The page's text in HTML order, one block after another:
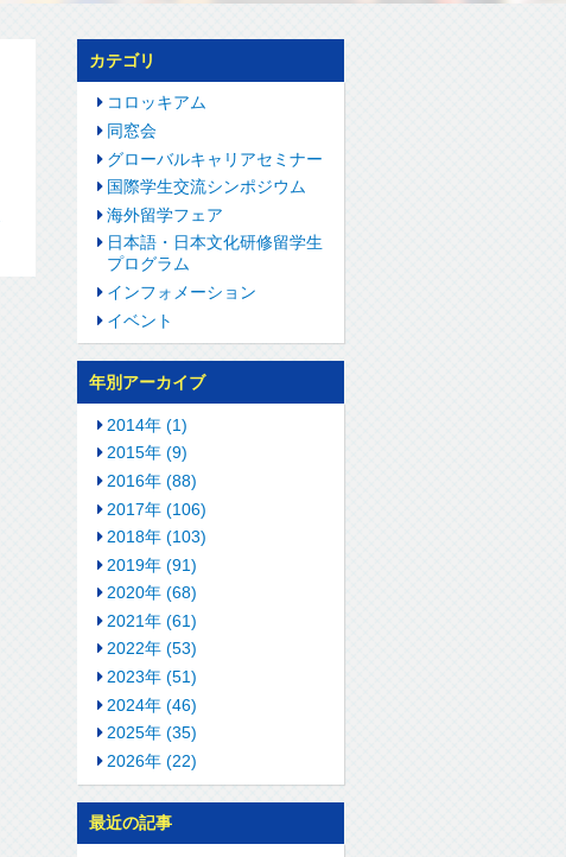
カテゴリ
コロッキアム
同窓会
グローバルキャリアセミナー
国際学生交流シンポジウム
海外留学フェア
日本語・日本文化研修留学生
プログラム
インフォメーション
イベント
年別アーカイブ
2014年 (1)
2015年 (9)
2016年 (88)
2017年 (106)
2018年 (103)
2019年 (91)
2020年 (68)
2021年 (61)
2022年 (53)
2023年 (51)
2024年 (46)
2025年 (35)
2026年 (22)
最近の記事